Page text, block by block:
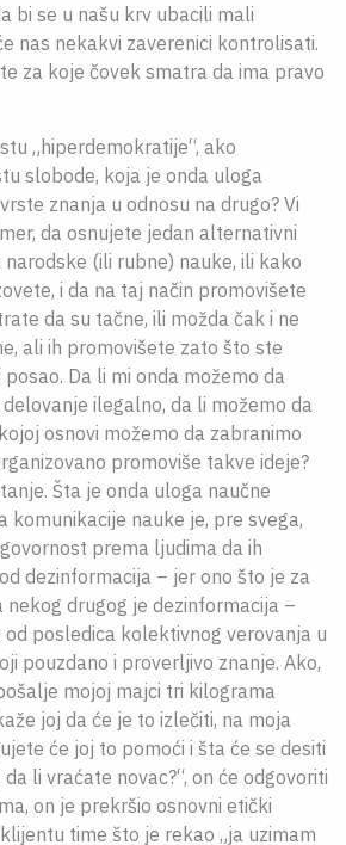
bi se u našu krv ubacili mali
nas nekakvi zaverenici kontrolisati.
za koje čovek smatra da ima pravo
„hiperdemokratije“, ako
slobode, koja je onda uloga
znanja u odnosu na drugo? Vi
da osnujete jedan alternativni
(ili rubne) nauke, ili kako
i da na taj način promovišete
da su tačne, ili možda čak i ne
ali ih promovišete zato što ste
Da li mi onda možemo da
ilegalno, da li možemo da
osnovi možemo da zabranimo
promoviše takve ideje?
Šta je onda uloga naučne
komunikacije nauke je, pre svega,
prema ljudima da ih
dezinformacija – jer ono što je za
nekog drugog je dezinformacija –
od posledica kolektivnog verovanja u
pouzdano i proverljivo znanje. Ako,
mojoj majci tri kilograma
joj da će je to izlečiti, na moja
će joj to pomoći i šta će se desiti
li vraćate novac?“, on će odgovoriti
on je prekršio osnovni etički
time što je rekao „ja uzimam